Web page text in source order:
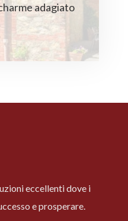
adagiato
eccellenti dove i
e prosperare.